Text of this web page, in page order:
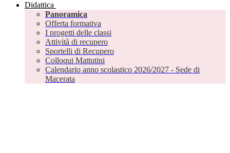
Didattica
Panoramica
Offerta formativa
I progetti delle classi
Attività di recupero
Sportelli di Recupero
Colloqui Mattutini
Calendario anno scolastico 2026/2027 - Sede di
Macerata